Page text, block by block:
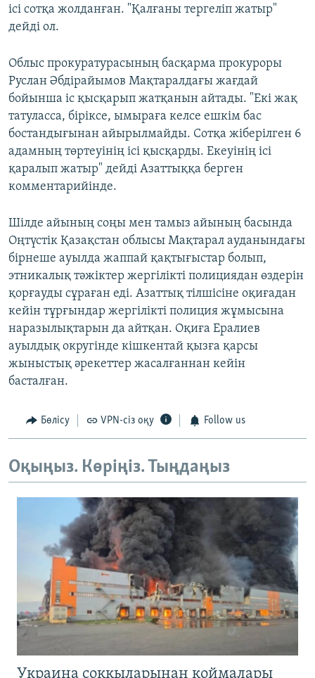
ісі сотқа жолданған. "Қалғаны тергеліп жатыр"
дейді ол.
Облыс прокуратурасының басқарма прокуроры
Руслан Әбдірайымов Мақтаралдағы жағдай
бойынша іс қысқарып жатқанын айтады. "Екі жақ
татуласса, біріксе, ымыраға келсе ешкім бас
бостандығынан айырылмайды. Сотқа жіберілген 6
адамның төртеуінің ісі қысқарды. Екеуінің ісі
қаралып жатыр" дейді Азаттыққа берген
комментарийінде.
Шілде айының соңы мен тамыз айының басында
Оңтүстік Қазақстан облысы Мақтарал ауданындағы
бірнеше ауылда жаппай қақтығыстар болып,
этникалық тәжіктер жергілікті полициядан өздерін
қорғауды сұраған еді. Азаттық тілшісіне оқиғадан
кейін тұрғындар жергілікті полиция жұмысына
наразылықтарын да айтқан. Оқиға Ералиев
ауылдық округінде кішкентай қызға қарсы
жыныстық әрекеттер жасалғаннан кейін
басталған.
Бөлісу VPN-сіз оқу Follow us
Оқыңыз. Көріңіз. Тыңдаңыз
Украина соққыларынан қоймалары